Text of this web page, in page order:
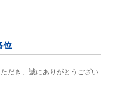
位
だき、誠にありがとうござい